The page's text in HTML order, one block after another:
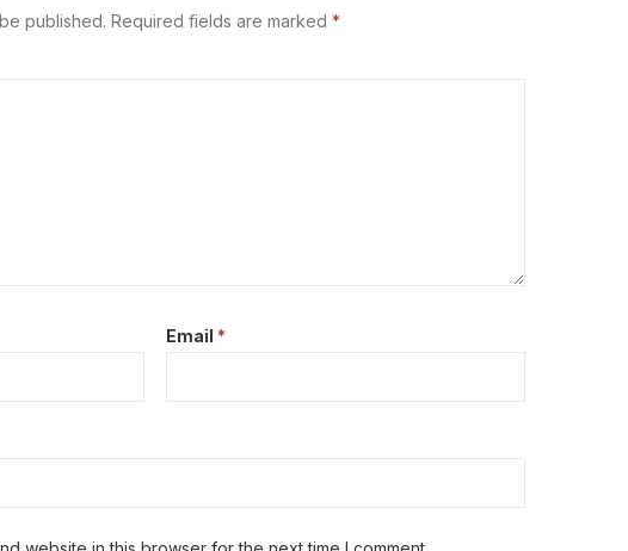
published. Required fields are marked *
Email *